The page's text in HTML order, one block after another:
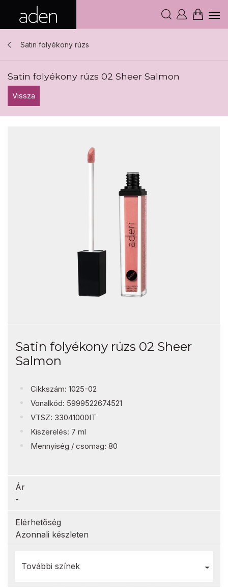
Satin folyékony rúzs
Satin folyékony rúzs 02 Sheer Salmon
Vissza
Satin folyékony rúzs 02 Sheer
Salmon
Cikkszám: 1025-02
Vonalkód: 5999522674521
VTSZ: 33041000IT
Kiszerelés: 7 ml
Mennyiség / csomag: 80
Ár
-
Elérhetőség
Azonnali készleten
További színek